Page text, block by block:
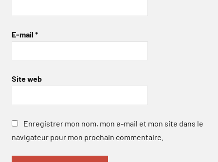
E-mail *
Site web
Enregistrer mon nom, mon e-mail et mon site dans le
navigateur pour mon prochain commentaire.